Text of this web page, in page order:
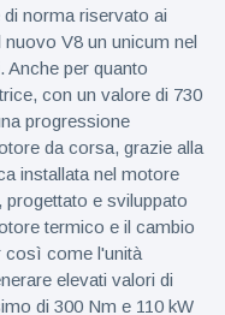
norma riservato ai
V8 un unicum nel
Anche per quanto
con un valore di 730
progressione
da corsa, grazie alla
installata nel motore
e sviluppato
termico e il cambio
così come l'unità
elevati valori di
di 300 Nm e 110 kW